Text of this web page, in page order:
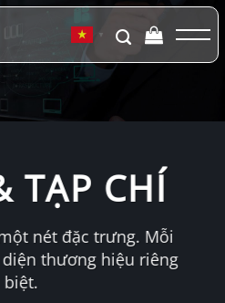
▼
TẠP CHÍ
nét đặc trưng. Mỗi
thương hiệu riêng
biệt.